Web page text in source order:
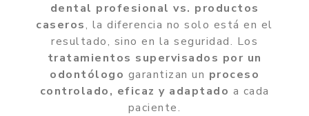
dental profesional vs. productos
caseros, la diferencia no solo está en el
resultado, sino en la seguridad. Los
tratamientos supervisados por un
odontólogo garantizan un proceso
controlado, eficaz y adaptado a cada
paciente.